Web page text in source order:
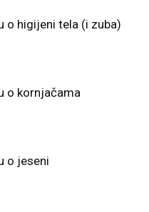
o higijeni tela (i zuba)
o kornjačama
o jeseni